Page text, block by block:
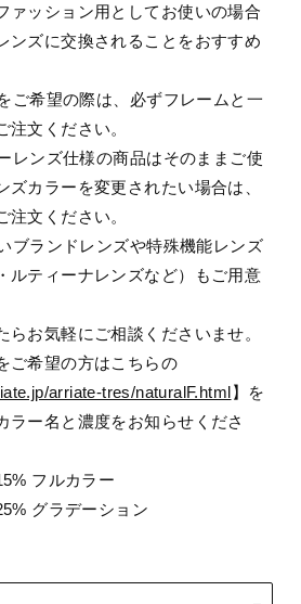
ァッション用としてお使いの場合
ンズに交換されることをおすすめ
ご希望の際は、必ずフレームと一
注文ください。
レンズ仕様の商品はそのままご使
ズカラーを変更されたい場合は、
注文ください。
ブランドレンズや特殊機能レンズ
ルティーナレンズなど）もご用意
らお気軽にご相談くださいませ。
ご希望の方はこちらの
arriate-tres/naturalF.html】を
ラー名と濃度をお知らせくださ
フルカラー
グラデーション